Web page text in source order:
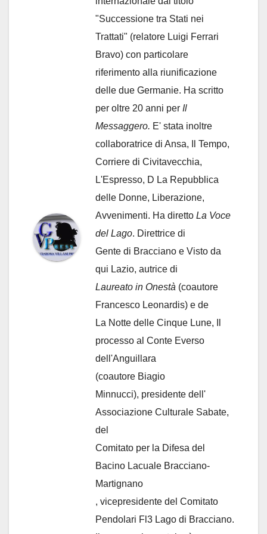
"Successione tra Stati nei
Trattati" (relatore Luigi Ferrari
Bravo) con particolare
riferimento alla riunificazione
delle due Germanie. Ha scritto
per oltre 20 anni per Il
Messaggero. E' stata inoltre
collaboratrice di Ansa, Il Tempo,
Corriere di Civitavecchia,
L'Espresso, D La Repubblica
delle Donne, Liberazione,
Avvenimenti. Ha diretto La Voce
del Lago. Direttrice di
Gente di Bracciano e Visto da
qui Lazio, autrice di
Laureato in Onestà (coautore
Francesco Leonardis) e de
La Notte delle Cinque Lune, Il
processo al Conte Everso
dell'Anguillara
(coautore Biagio
Minnucci), presidente dell'
Associazione Culturale Sabate,
del
Comitato per la Difesa del
Bacino Lacuale Bracciano-
Martignano
, vicepresidente del Comitato
Pendolari Fl3 Lago di Bracciano.